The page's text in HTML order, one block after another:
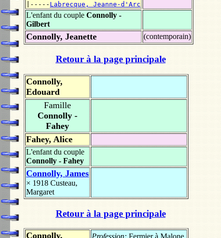
|----- Labrecque, Jeanne-d'Arc
L'enfant du couple Connolly -
Gilbert
Connolly, Jeanette (contemporain)
Retour à la page principale
Connolly,
Edouard
Famille
Connolly -
Fahey
Fahey, Alice
L'enfant du couple
Connolly - Fahey
Connolly, James
× 1918 Custeau,
Margaret
Retour à la page principale
Connolly,